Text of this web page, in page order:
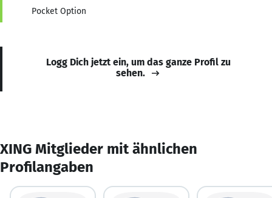
Pocket Option
Logg Dich jetzt ein, um das ganze Profil zu
sehen.
XING Mitglieder mit ähnlichen
Profilangaben